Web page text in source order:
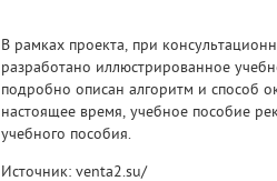
В рамках проекта, при
разработано иллюстрированное
подробно описан алгоритм и способ
настоящее время, учебное пособие
учебного пособия.
Источник:venta2.su/